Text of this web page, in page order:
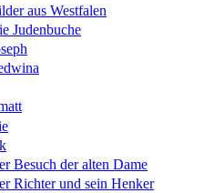
aus Westfalen
Judenbuche
Besuch der alten Dame
Richter und sein Henker